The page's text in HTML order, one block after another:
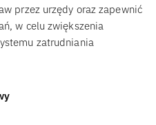
przez urzędy oraz zapewnić
w celu zwiększenia
zatrudniania